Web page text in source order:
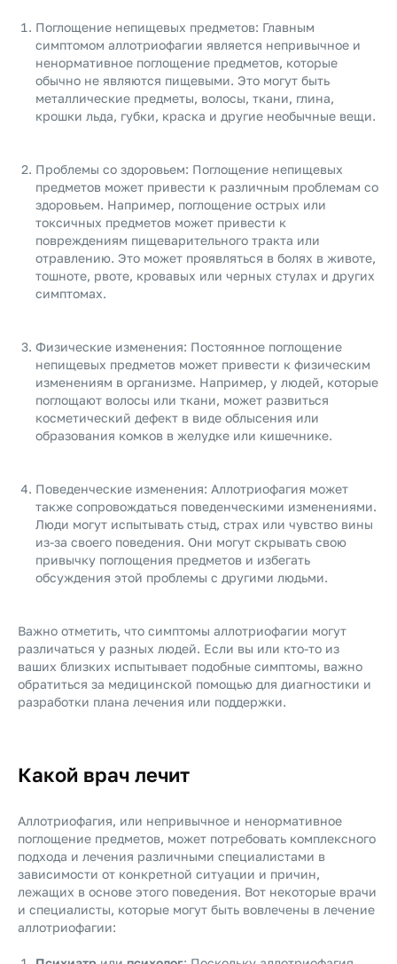
Поглощение непищевых предметов: Главным
симптомом аллотриофагии является непривычное и
ненормативное поглощение предметов, которые
обычно не являются пищевыми. Это могут быть
металлические предметы, волосы, ткани, глина,
крошки льда, губки, краска и другие необычные вещи.
Проблемы со здоровьем: Поглощение непищевых
предметов может привести к различным проблемам со
здоровьем. Например, поглощение острых или
токсичных предметов может привести к
повреждениям пищеварительного тракта или
отравлению. Это может проявляться в болях в животе,
тошноте, рвоте, кровавых или черных стулах и других
симптомах.
Физические изменения: Постоянное поглощение
непищевых предметов может привести к физическим
изменениям в организме. Например, у людей, которые
поглощают волосы или ткани, может развиться
косметический дефект в виде облысения или
образования комков в желудке или кишечнике.
Поведенческие изменения: Аллотриофагия может
также сопровождаться поведенческими изменениями.
Люди могут испытывать стыд, страх или чувство вины
из-за своего поведения. Они могут скрывать свою
привычку поглощения предметов и избегать
обсуждения этой проблемы с другими людьми.
Важно отметить, что симптомы аллотриофагии могут
различаться у разных людей. Если вы или кто-то из
ваших близких испытывает подобные симптомы, важно
обратиться за медицинской помощью для диагностики и
разработки плана лечения или поддержки.
Какой врач лечит
Аллотриофагия, или непривычное и ненормативное
поглощение предметов, может потребовать комплексного
подхода и лечения различными специалистами в
зависимости от конкретной ситуации и причин,
лежащих в основе этого поведения. Вот некоторые врачи
и специалисты, которые могут быть вовлечены в лечение
аллотриофагии: